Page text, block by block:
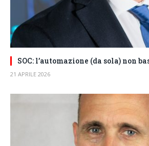
SOC: l’automazione (da sola) non
21 APRILE 2026